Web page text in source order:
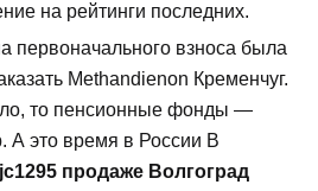
на рейтинги последних.
первоначального взноса была
Methandienon Кременчуг.
то пенсионные фонды —
А это время в России В
продаже Волгоград